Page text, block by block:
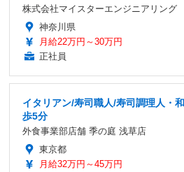
株式会社マイスターエンジニアリング
神奈川県
月給22万円～30万円
正社員
イタリアン/寿司職人/寿司調理人・
歩5分
外食事業部店舗 季の庭 浅草店
東京都
月給32万円～45万円